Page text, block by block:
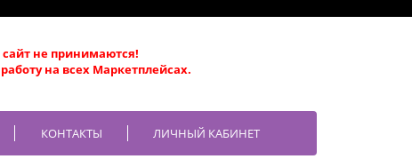
не принимаются!
на всех Маркетплейсах.
КОНТАКТЫ ЛИЧНЫЙ КАБИНЕТ